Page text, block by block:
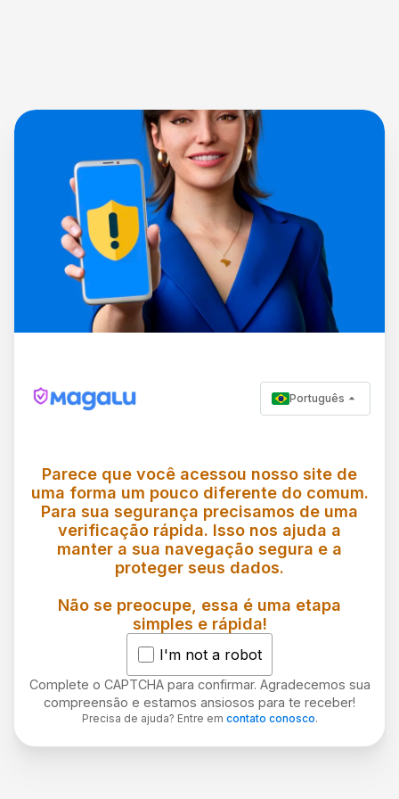
Português
Parece que você acessou nosso site de
uma forma um pouco diferente do comum.
Para sua segurança precisamos de uma
verificação rápida. Isso nos ajuda a
manter a sua navegação segura e a
proteger seus dados.
Não se preocupe, essa é uma etapa
simples e rápida!
I'm not a robot
Complete o CAPTCHA para confirmar. Agradecemos sua
compreensão e estamos ansiosos para te receber!
Precisa de ajuda? Entre em contato conosco.